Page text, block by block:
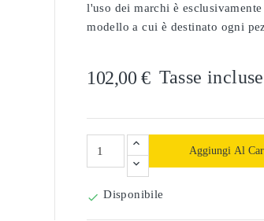
l'uso dei marchi è
modello a cui è destinato ogni
102,00 € Tasse incluse
Aggiungi Al
 Disponibile